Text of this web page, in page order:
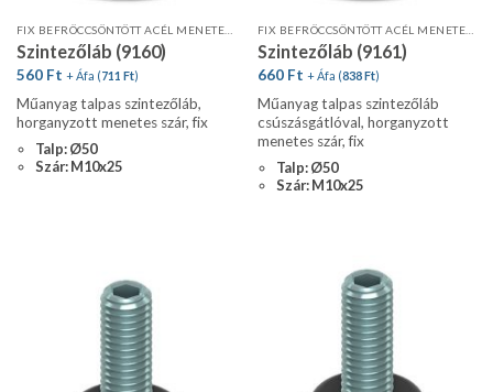
Szintezőláb (9160)
560 Ft + Áfa (711 Ft)
Műanyag talpas szintezőláb,
horganyzott menetes szár, fix
Talp: Ø50
Szár: M10x25
Szintezőláb (9161)
660 Ft + Áfa (838Ft)
Műanyag talpas szintezőláb
csúszásgátlóval, horganyzott
menetes szár, fix
Talp: Ø50
Szár: M10x25